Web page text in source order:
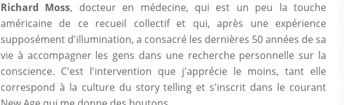
Richard Moss, docteur en médecine, qui est un peu la touche
américaine de ce recueil collectif et qui, après une expérience
supposément d'illumination, a consacré les dernières 50 années de sa
vie à accompagner les gens dans une recherche personnelle sur la
conscience. C'est l'intervention que j'apprécie le moins, tant elle
correspond à la culture du story telling et s'inscrit dans le courant